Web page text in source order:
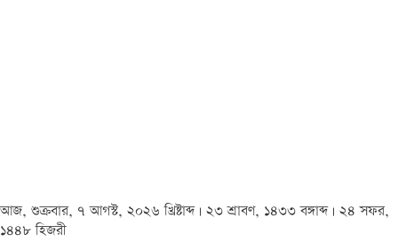
আজ, শুক্রবার, ৭ আগস্ট, ২০২৬ খ্রিষ্টাব্দ | ২৩ শ্রাবণ, ১৪৩৩ বঙ্গাব্দ | ২৪ সফর,
১৪৪৮ হিজরী